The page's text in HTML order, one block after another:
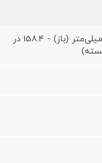
158.4 در 143.2 در 4.2 میلی‌متر (باز) - 158.4 در